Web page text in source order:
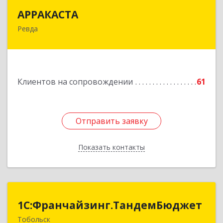
АРРАКАСТА
Ревда
Клиентов на сопровождении 61
Отправить заявку
Показать контакты
623286, Свердловская обл, Ревда г, Азина ул,
Отправить заявку
Назад
1С:Франчайзинг.ТандемБюджет
Тобольск
1С:Франчайзинг.ТандемБюджет